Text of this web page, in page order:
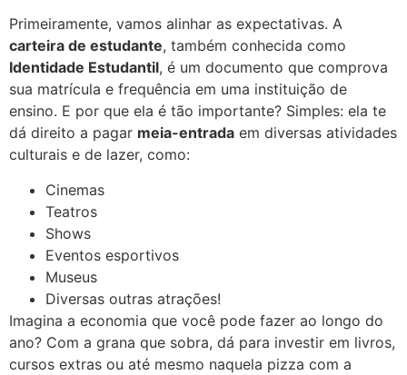
Primeiramente, vamos alinhar as expectativas. A
carteira de estudante, também conhecida como
Identidade Estudantil, é um documento que comprova
sua matrícula e frequência em uma instituição de
ensino. E por que ela é tão importante? Simples: ela te
dá direito a pagar meia-entrada em diversas atividades
culturais e de lazer, como:
Cinemas
Teatros
Shows
Eventos esportivos
Museus
Diversas outras atrações!
Imagina a economia que você pode fazer ao longo do
ano? Com a grana que sobra, dá para investir em livros,
cursos extras ou até mesmo naquela pizza com a